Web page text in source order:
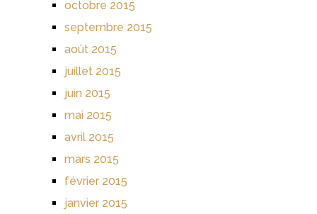
octobre 2015
septembre 2015
août 2015
juillet 2015
juin 2015
mai 2015
avril 2015
mars 2015
février 2015
janvier 2015